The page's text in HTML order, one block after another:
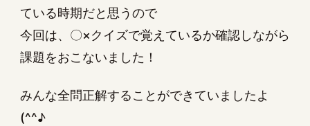
ている時期だと思うので
今回は、〇×クイズで覚えているか確認しながら
課題をおこないました！
みんな全問正解することができていましたよ
(^^♪